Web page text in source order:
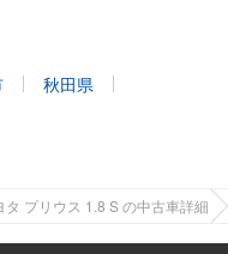
秋田県
タ プリウス 1.8 S の中古車詳細